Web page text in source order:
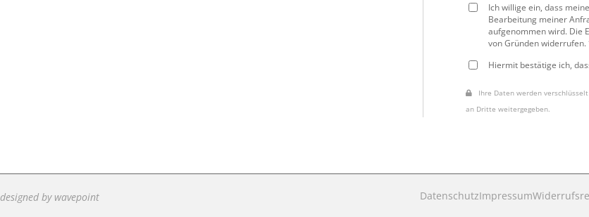
designed by wavepoint DatenschutzImpressum
Ich willige ein, dass
Bearbeitung meiner
aufgenommen wird. Die
von Gründen widerrufen.
Hiermit bestätige ich,
Ihre Daten werden
an Dritte weitergegeben.